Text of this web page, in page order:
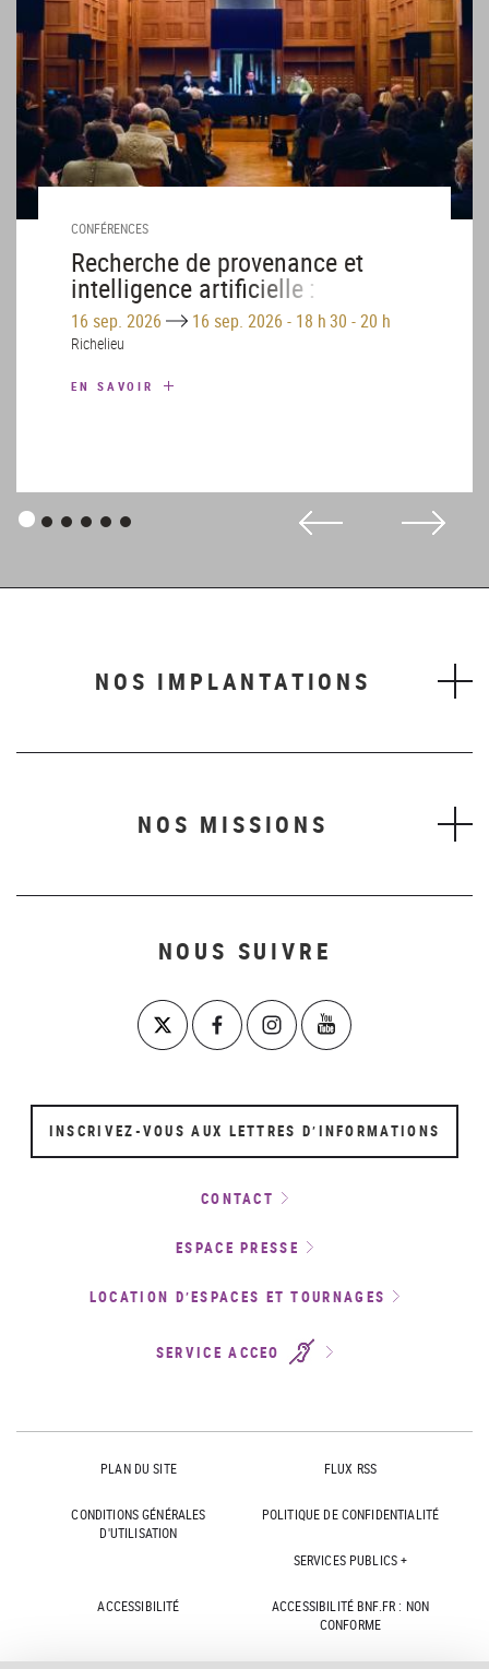
CONFÉRENCES
Recherche de provenance et
intelligence artificielle :
« Spolia »
16 sep. 2026 Until16 sep. 2026 - 18 h 30 - 20 h
Richelieu
EN SAVOIR
Panneau
Panneau
Panneau
Panneau
Panneau
Panneau
NOS IMPLANTATIONS
NOS MISSIONS
NOUS SUIVRE
INSCRIVEZ-VOUS AUX LETTRES D’INFORMATIONS
CONTACT
ESPACE PRESSE
LOCATION D’ESPACES ET TOURNAGES
SERVICE ACCEO
PLAN DU SITE FLUX RSS
CONDITIONS GÉNÉRALES
D'UTILISATION
POLITIQUE DE CONFIDENTIALITÉ
SERVICES PUBLICS +
ACCESSIBILITÉ
ACCESSIBILITÉ BNF.FR : NON
CONFORME